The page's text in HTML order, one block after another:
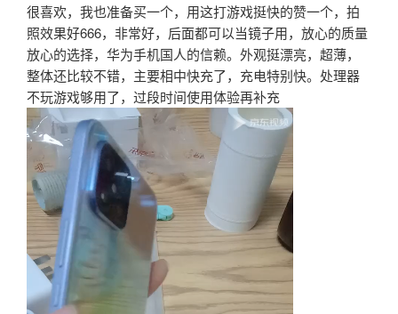
很喜欢，我也准备买一个，用这打游戏挺快的赞一个，拍
照效果好666，非常好，后面都可以当镜子用，放心的质量
放心的选择，华为手机国人的信赖。外观挺漂亮，超薄，
整体还比较不错，主要相中快充了，充电特别快。处理器
不玩游戏够用了，过段时间使用体验再补充